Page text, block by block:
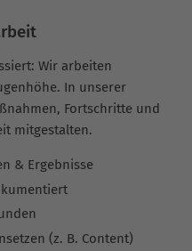
Wir arbeiten
In unserer
Fortschritte und
mitgestalten.
& Ergebnisse
(z. B. Content)